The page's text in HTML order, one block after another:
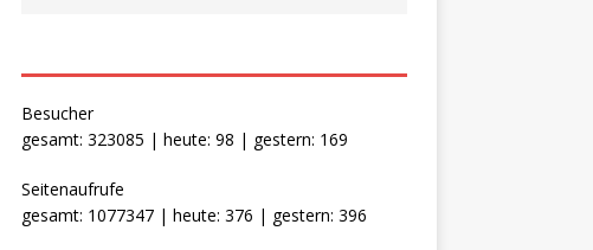
Besucher
gesamt: 323085 | heute: 98 | gestern: 169
Seitenaufrufe
gesamt: 1077347 | heute: 376 | gestern: 396